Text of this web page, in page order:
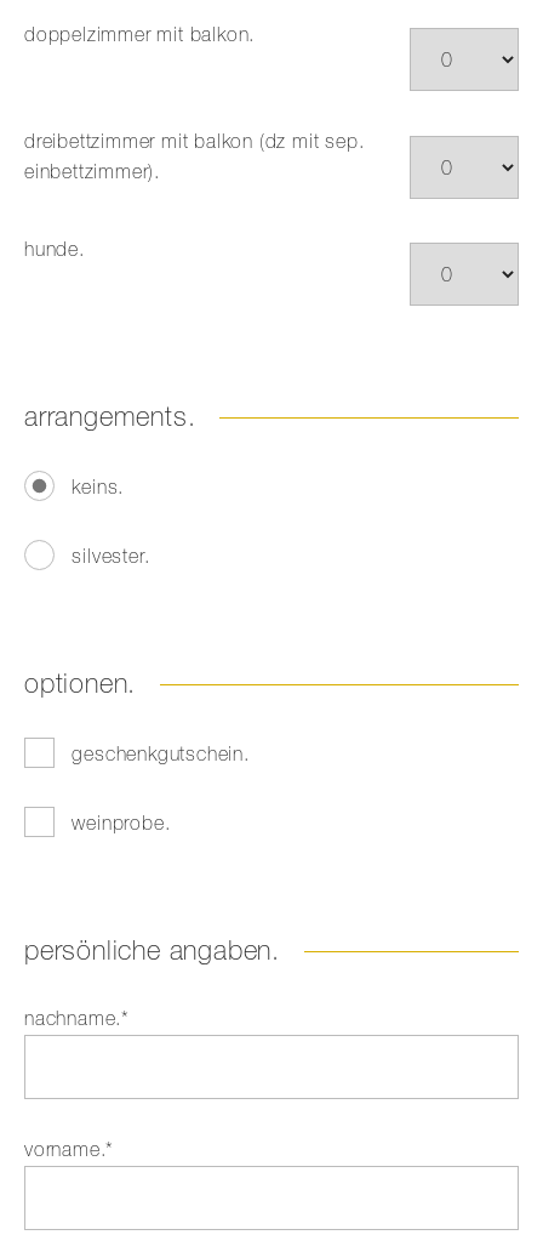
doppelzimmer mit balkon.
dreibettzimmer mit balkon (dz mit sep.
einbettzimmer).
hunde.
arrangements.
keins.
silvester.
optionen.
geschenkgutschein.
weinprobe.
persönliche angaben.
Pflichtfeld
nachname.*
Pflichtfeld
vorname.*